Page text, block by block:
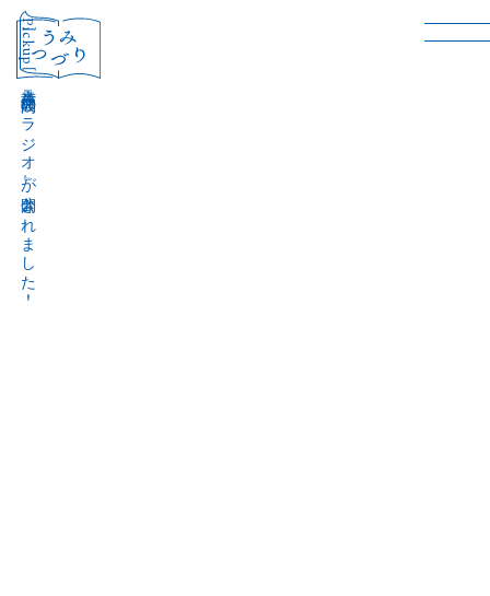
［Pickup］
音声作品『波間のラジオ』が公開されました！